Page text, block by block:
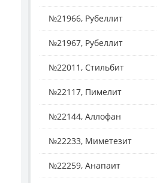
№21966, Рубеллит
№21967, Рубеллит
№22011, Стильбит
№22117, Пимелит
№22144, Аллофан
№22233, Миметезит
№22259, Анапаит